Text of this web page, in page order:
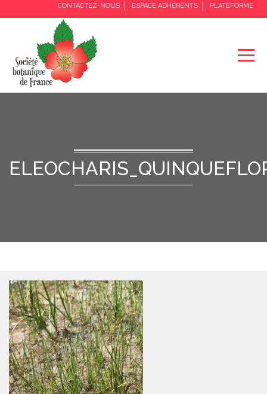
CONTACTEZ-NOUS ESPACE ADHÉRENTS PLATEFORME